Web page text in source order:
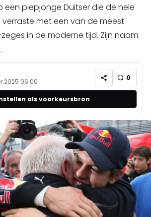
een piepjonge Duitser die de hele
verraste met een van de meest
in de moderne tijd. Zijn naam:
2025 06:00 0
als voorkeursbron